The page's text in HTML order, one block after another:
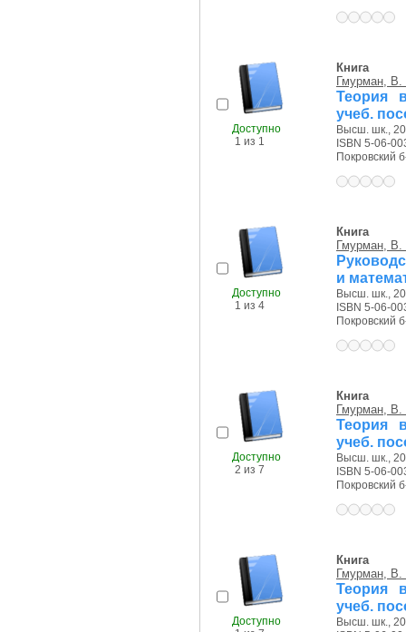
Доступно
1 из 1
Книга
Гмурман,
Теория
учеб.
Высш. шк.,
ISBN 5-06-
Покровский
Доступно
1 из 4
Книга
Гмурман,
и
Высш. шк.,
ISBN 5-06-
Покровский
Доступно
2 из 7
Книга
Гмурман,
Теория
учеб.
Высш. шк.,
ISBN 5-06-
Покровский
Доступно
Книга
Гмурман,
Теория
учеб.
Высш. шк.,